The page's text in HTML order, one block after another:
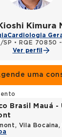
Kimura
Cardiologia
SP •
RQE 70850
Ver perfil
uma
Brasil Mauá -
Vila Bocaina,